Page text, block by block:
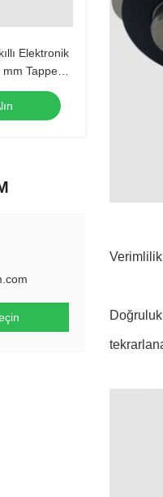
Elektronik
Tapped